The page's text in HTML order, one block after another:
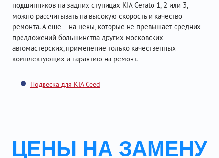
подшипников на задних ступицах KIA Cerato 1, 2 или 3,
можно рассчитывать на высокую скорость и качество
ремонта. А еще – на цены, которые не превышает средних
предложений большинства других московских
автомастерских, применение только качественных
комплектующих и гарантию на ремонт.
Подвеска для KIA Ceed
ЦЕНЫ НА ЗАМЕНУ